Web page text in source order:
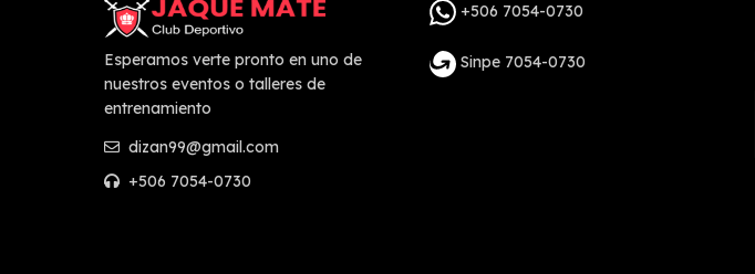
Esperamos verte pronto en uno de
nuestros eventos o talleres de
entrenamiento
dizan99@gmail.com
+506 7054-0730
+506 7054-0730
Sinpe 7054-0730